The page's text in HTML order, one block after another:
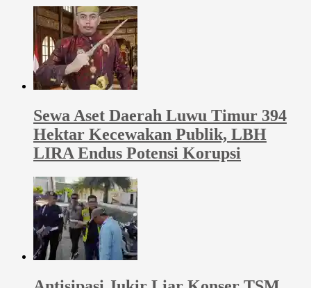
Sewa Aset Daerah Luwu Timur 394
Hektar Kecewakan Publik, LBH
LIRA Endus Potensi Korupsi